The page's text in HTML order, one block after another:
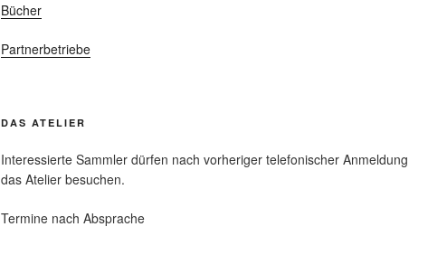
Bücher
Partnerbetriebe
DAS ATELIER
Interessierte Sammler dürfen nach vorheriger telefonischer Anmeldung
das Atelier besuchen.
Termine nach Absprache